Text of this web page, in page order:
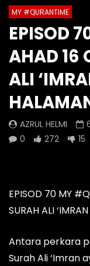
Episod 1335 My
2.0
AZRUL HELMI
11 HOURS AGO -
0
0 0
8
9
14
15
20
21
MY #QURANTIME
EPISOD
AHAD 16
ALI
AZRUL HELMI
0
272 15
EPISOD 70 MY
SURAH ALI
Antara perkara
Surah Ali ‘Imran